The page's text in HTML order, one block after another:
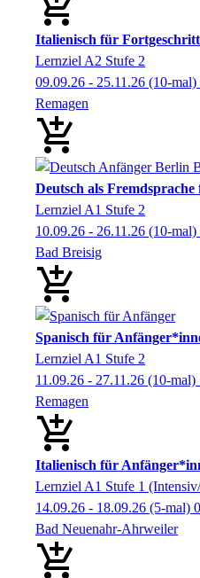
Italienisch für
Lernziel A2 Stufe 2
09.09.26 - 25.11.26 (10-mal)
Remagen
Deutsch als
Lernziel A1 Stufe 2
10.09.26 - 26.11.26 (10-mal)
Bad Breisig
Spanisch für
Lernziel A1 Stufe 2
11.09.26 - 27.11.26 (10-mal)
Remagen
Italienisch für
Lernziel A1 Stufe 1
14.09.26 - 18.09.26 (5-mal)
Bad Neuenahr-Ahrweiler